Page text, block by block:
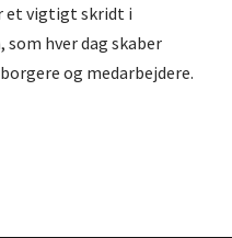
et vigtigt skridt i
hver dag skaber
og medarbejdere.